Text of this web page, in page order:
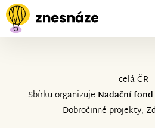
celá ČR
Sbírku organizuje Nadační fond
Dobročinné projekty,